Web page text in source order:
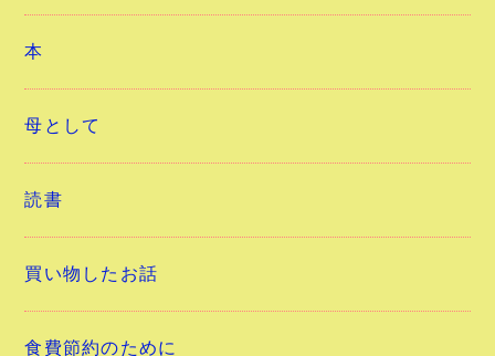
本
母として
読書
買い物したお話
食費節約のために